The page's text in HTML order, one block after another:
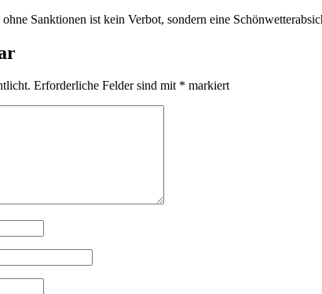
Sanktionen ist kein Verbot, sondern eine
Erforderliche Felder sind mit * markiert